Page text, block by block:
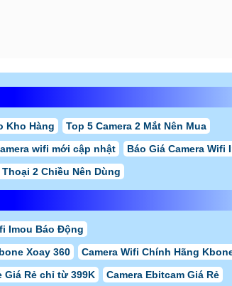
Kho Hàng
Top 5 Camera 2 Mắt Nên Mua
wifi mới cập nhật
Báo Giá Camera Wifi
Thoại 2 Chiều Nên Dùng
Imou Báo Động
Xoay 360
Camera Wifi Chính Hãng
Giá Rẻ chỉ từ 399K Camera Ebitcam Giá Rẻ